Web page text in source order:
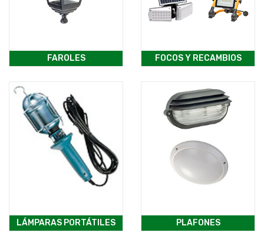
FAROLES FOCOS Y RECAMBIOS
LÁMPARAS PORTÁTILES PLAFONES